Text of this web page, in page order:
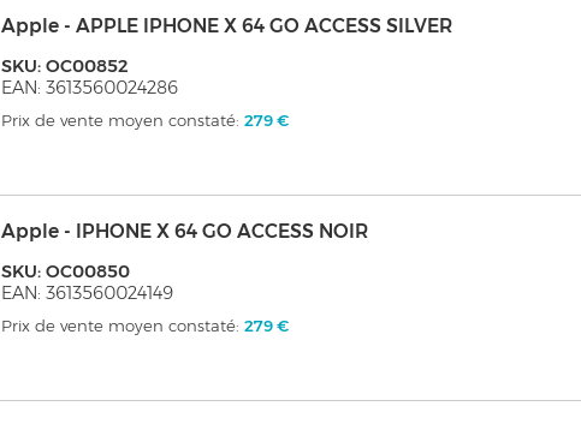
Apple - APPLE IPHONE X 64 GO ACCESS SILVER
SKU: OC00852
EAN: 3613560024286
Prix de vente moyen constaté:279 €
Apple - IPHONE X 64 GO ACCESS NOIR
SKU: OC00850
EAN: 3613560024149
Prix de vente moyen constaté:279 €